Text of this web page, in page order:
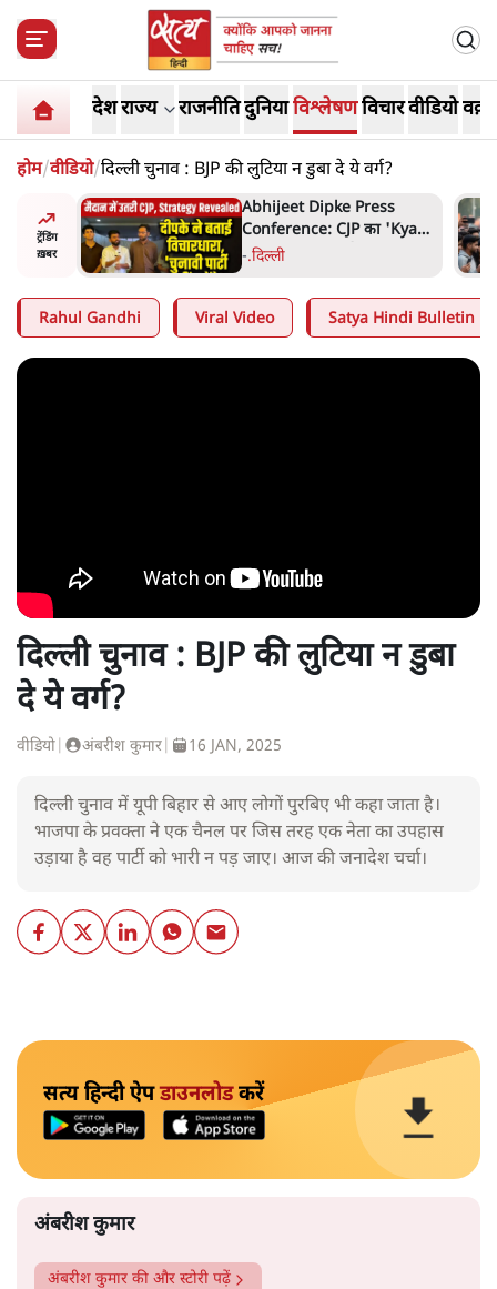
देशराज्य राजनीतिदुनियाविश्लेषणविचारवीडियो
होम/वीडियो/दिल्ली चुनाव : BJP की लुटिया न डुबा दे ये वर्ग?
ट्रेंडिंग
ख़बर
' अंडों
सेनानी
Abhijeet Dipke Press
Conference: CJP का 'Kya
Bolti Public' अभियान, चुनाव
-.दिल्ली
Rahul Gandhi Viral Video Satya Hindi Bulletin
दिल्ली चुनाव : BJP की लुटिया न डुबा
दे ये वर्ग?
वीडियो अंबरीश कुमार 16 JAN, 2025
दिल्ली चुनाव में यूपी बिहार से आए लोगों पुरबिए भी कहा जाता है।
भाजपा के प्रवक्ता ने एक चैनल पर जिस तरह एक नेता का उपहास
उड़ाया है वह पार्टी को भारी न पड़ जाए। आज की जनादेश चर्चा।
सत्य हिन्दी ऐपडाउनलोडकरें
अंबरीश कुमार
अंबरीश कुमार की और स्टोरी पढ़ें